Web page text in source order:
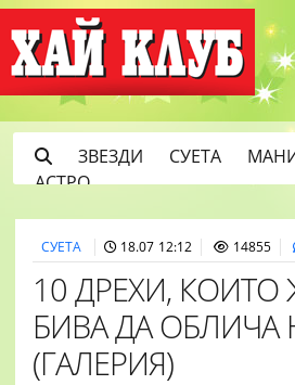
ЗВЕЗДИ СУЕТА
АСТРО
СУЕТА 18.07 12:12 14855
10 ДРЕХИ, КОИТО
БИВА ДА ОБЛИЧА
(ГАЛЕРИЯ)